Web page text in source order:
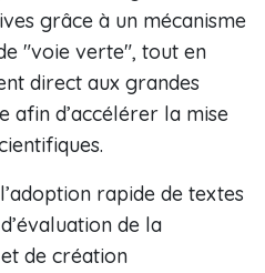
grâce à un mécanisme
"voie verte", tout en
direct aux grandes
afin d’accélérer la mise
rapide de textes
de la
de création